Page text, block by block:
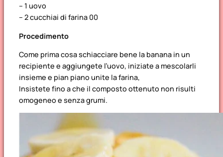
– 1 uovo
– 2 cucchiai di farina 00
Procedimento
Come prima cosa schiacciare bene la banana in un
recipiente e aggiungete l’uovo, iniziate a mescolarli
insieme e pian piano unite la farina,
Insistete fino a che il composto ottenuto non risulti
omogeneo e senza grumi.